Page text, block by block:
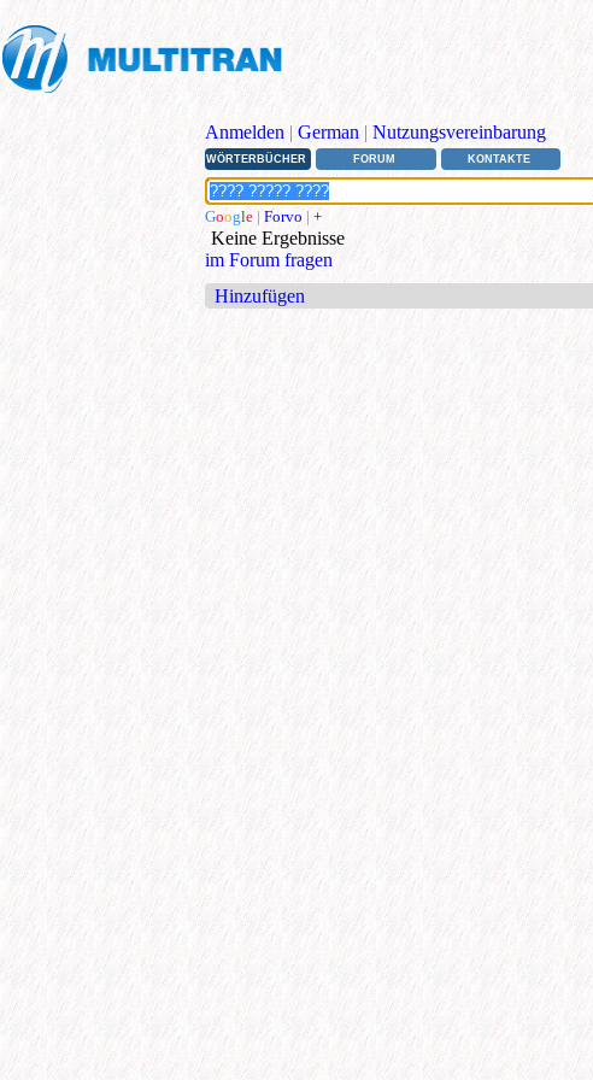
Anmelden | German | Nutzungsvereinbarung
WÖRTERBÜCHER FORUM KONTAKTE
Google | Forvo | +
Keine Ergebnisse
im Forum fragen
Hinzufügen